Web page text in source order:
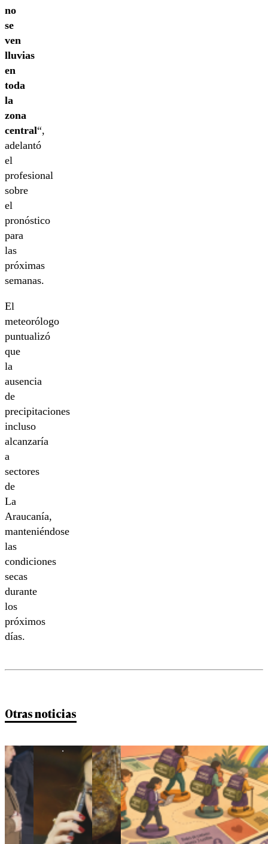
no
se
ven
lluvias
en
toda
la
zona
central“,
adelantó
el
profesional
sobre
el
pronóstico
para
las
próximas
semanas.
El
meteorólogo
puntualizó
que
la
ausencia
de
precipitaciones
incluso
alcanzaría
a
sectores
de
La
Araucanía,
manteniéndose
las
condiciones
secas
durante
los
próximos
días.
Otras noticias